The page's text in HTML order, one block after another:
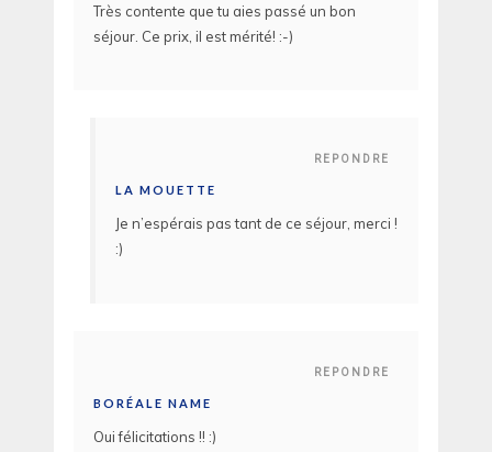
Très contente que tu aies passé un bon
séjour. Ce prix, il est mérité! :-)
REPONDRE
LA MOUETTE
Je n’espérais pas tant de ce séjour, merci !
:)
REPONDRE
BORÉALE NAME
Oui félicitations !! :)